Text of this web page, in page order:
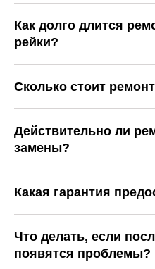
Как долго длится
рейки?
Сколько стоит
Действительно ли
замены?
Какая гарантия
Что делать, если
появятся проблемы?